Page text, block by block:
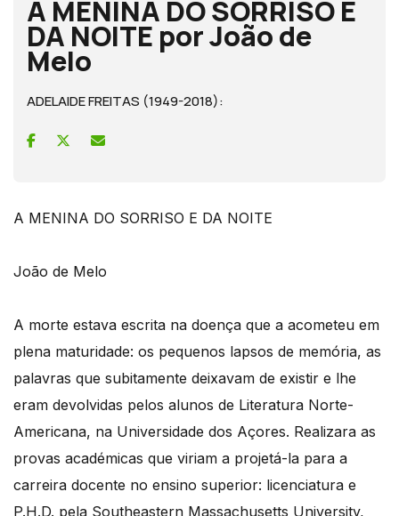
A MENINA DO SORRISO E
DA NOITE por João de
Melo
ADELAIDE FREITAS (1949-2018):
A MENINA DO SORRISO E DA NOITE
João de Melo
A morte estava escrita na doença que a acometeu em
plena maturidade: os pequenos lapsos de memória, as
palavras que subitamente deixavam de existir e lhe
eram devolvidas pelos alunos de Literatura Norte-
Americana, na Universidade dos Açores. Realizara as
provas académicas que viriam a projetá-la para a
carreira docente no ensino superior: licenciatura e
P.H.D. pela Southeastern Massachusetts University,